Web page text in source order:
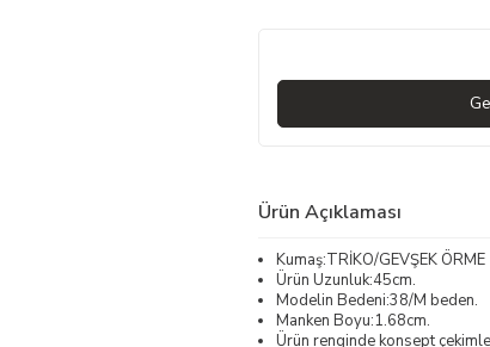
Ürün Açıklaması
Kumaş:TRİKO/GEVŞEK ÖRME
Ürün Uzunluk:45cm.
Modelin Bedeni:38/M beden.
Manken Boyu:1.68cm.
Ürün renginde konsept